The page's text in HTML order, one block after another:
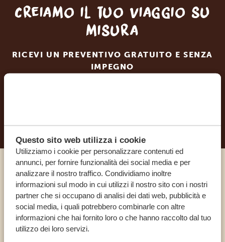
Questo sito web utilizza i cookie
Utilizziamo i cookie per personalizzare contenuti ed
annunci, per fornire funzionalità dei social media e per
analizzare il nostro traffico. Condividiamo inoltre
informazioni sul modo in cui utilizzi il nostro sito con i nostri
partner che si occupano di analisi dei dati web, pubblicità e
social media, i quali potrebbero combinarle con altre
informazioni che hai fornito loro o che hanno raccolto dal tuo
utilizzo dei loro servizi.
Creiamo il tuo viaggio su
misura
RICEVI UN PREVENTIVO GRATUITO E SENZA
IMPEGNO
Chiama un esperto
I NOSTRI SPECIALISTI SONO QUI PER TE